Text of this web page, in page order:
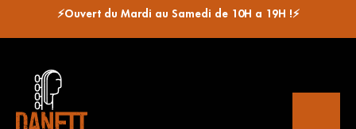
⚡Ouvert du Mardi au Samedi de 10H a 19H !⚡